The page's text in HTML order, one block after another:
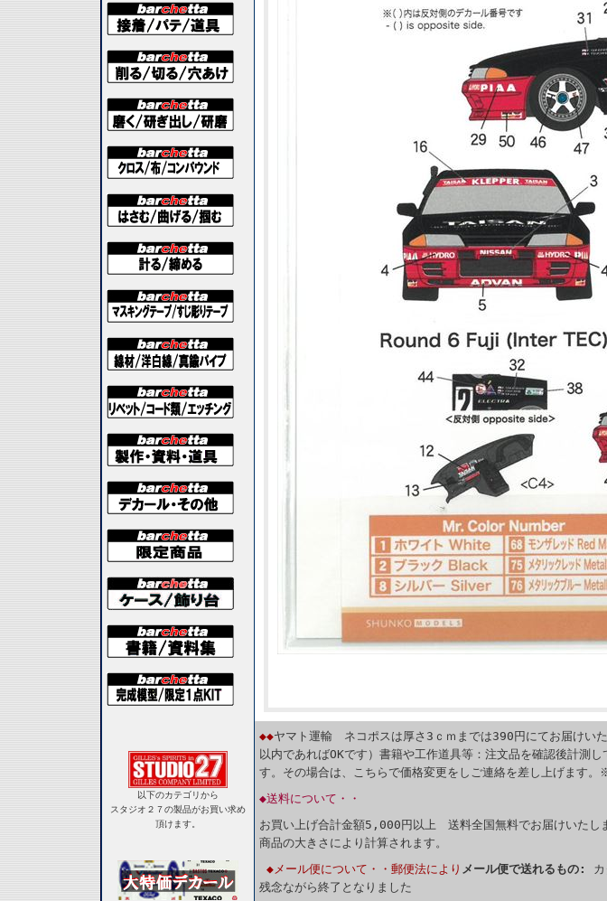
以下のカテゴリから
スタジオ２７の製品がお買い求め
頂けます。
◆◆ヤマト運輸 ネコポスは厚さ3ｃｍまでは390円にてお届けい
以内であればOKです）書籍や工作道具等：注文品を確認後計測
す。その場合は、こちらで価格変更をしご連絡を差し上げます
◆送料について・・
お買い上げ合計金額5,000円以上 送料全国無料でお届けいた
商品の大きさにより計算されます。
◆メール便について・・郵便法により メール便で送れるもの:
カ
残念ながら終了となりました